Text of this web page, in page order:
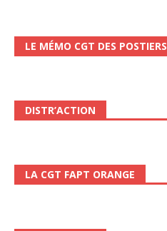
LE MÉMO CGT DES POSTIERS
DISTR’ACTION
LA CGT FAPT ORANGE